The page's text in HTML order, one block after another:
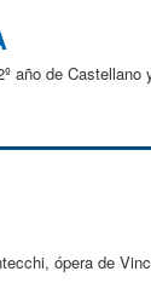
año de Castellano
ópera de